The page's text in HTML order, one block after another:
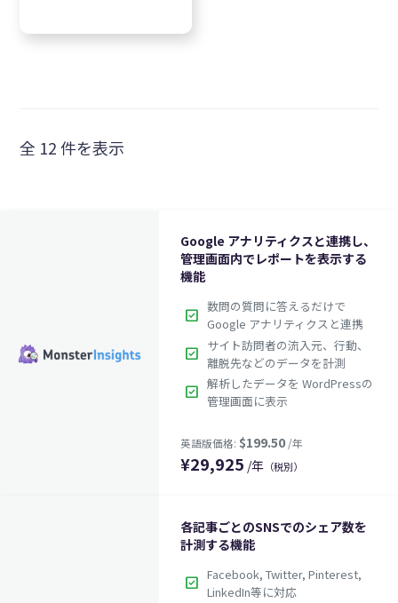
全 12 件を表示
Google アナリティクスと連携し、
管理画面内でレポートを表示する
機能
check_box 数問の質問に答えるだけで
Google アナリティクスと連携
check_box サイト訪問者の流入元、行動、
離脱先などのデータを計測
check_box 解析したデータを WordPressの
管理画面に表示
¥29,925 /年 （税別）
各記事ごとのSNSでのシェア数を
計測する機能
check_box Facebook, Twitter, Pinterest,
LinkedIn等に対応